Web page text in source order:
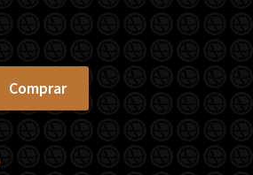
Comprar